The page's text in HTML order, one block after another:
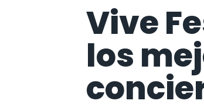
Vive
los